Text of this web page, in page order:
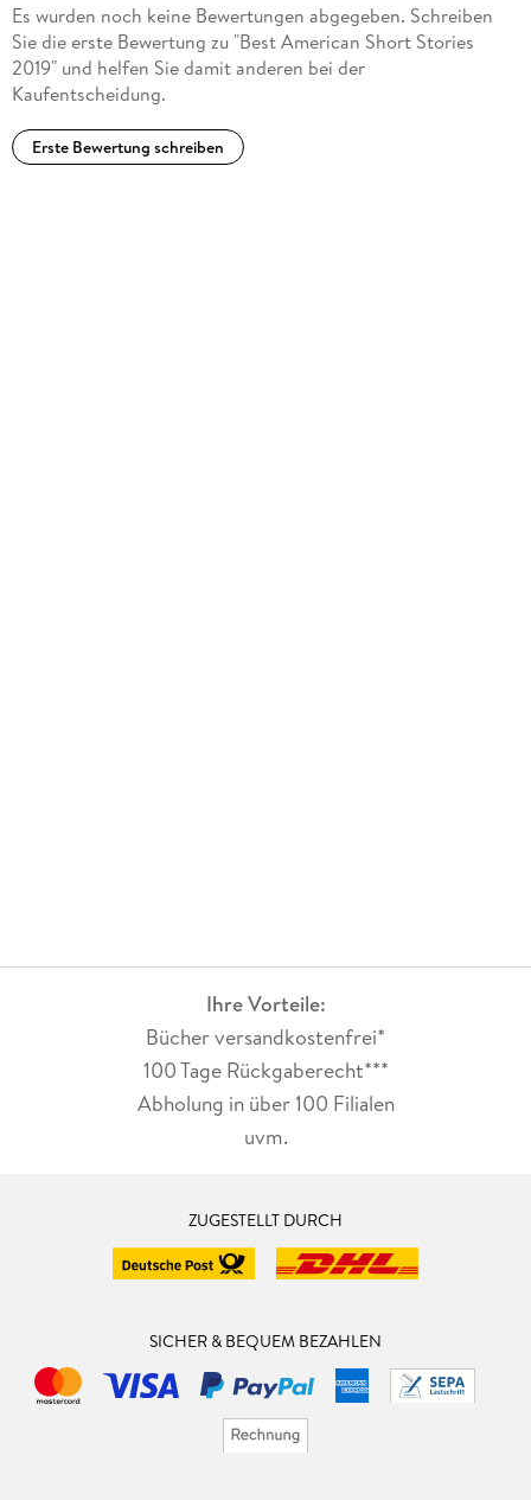
Es wurden noch keine Bewertungen abgegeben. Schreiben
Sie die erste Bewertung zu "Best American Short Stories
2019" und helfen Sie damit anderen bei der
Kaufentscheidung.
Erste Bewertung schreiben
Ihre Vorteile:
Bücher versandkostenfrei*
100 Tage Rückgaberecht***
Abholung in über 100 Filialen
uvm.
ZUGESTELLT DURCH
SICHER & BEQUEM BEZAHLEN